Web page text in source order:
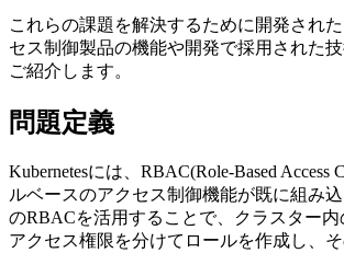
これらの課題を解決するために開発された
セス制御製品の機能や開発で採用された
ご紹介します。
問題定義
Kubernetesには、RBAC(Role-Based Access
ルベースのアクセス制御機能が既に組み
のRBACを活用することで、クラスター
アクセス権限を分けてロールを作成し、